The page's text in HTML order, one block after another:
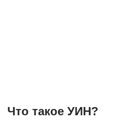
Что такое УИН?